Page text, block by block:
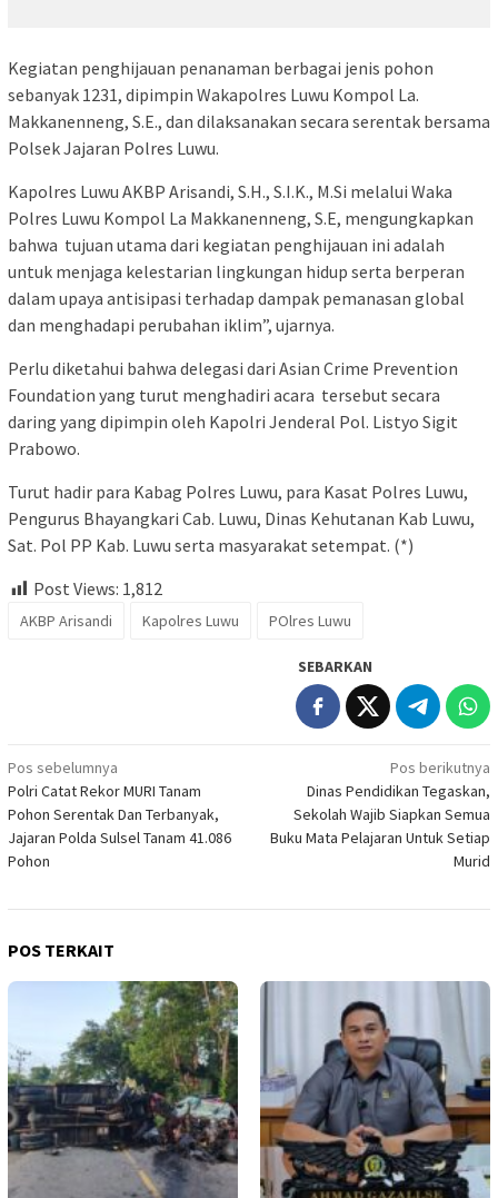
Kegiatan penghijauan penanaman berbagai jenis pohon
sebanyak 1231, dipimpin Wakapolres Luwu Kompol La.
Makkanenneng, S.E., dan dilaksanakan secara serentak bersama
Polsek Jajaran Polres Luwu.
Kapolres Luwu AKBP Arisandi, S.H., S.I.K., M.Si melalui Waka
Polres Luwu Kompol La Makkanenneng, S.E, mengungkapkan
bahwa tujuan utama dari kegiatan penghijauan ini adalah
untuk menjaga kelestarian lingkungan hidup serta berperan
dalam upaya antisipasi terhadap dampak pemanasan global
dan menghadapi perubahan iklim”, ujarnya.
Perlu diketahui bahwa delegasi dari Asian Crime Prevention
Foundation yang turut menghadiri acara tersebut secara
daring yang dipimpin oleh Kapolri Jenderal Pol. Listyo Sigit
Prabowo.
Turut hadir para Kabag Polres Luwu, para Kasat Polres Luwu,
Pengurus Bhayangkari Cab. Luwu, Dinas Kehutanan Kab Luwu,
Sat. Pol PP Kab. Luwu serta masyarakat setempat. (*)
Post Views: 1,812
AKBP Arisandi Kapolres Luwu POlres Luwu
SEBARKAN
Navigasi
pos
Pos sebelumnya
Polri Catat Rekor MURI Tanam
Pohon Serentak Dan Terbanyak,
Jajaran Polda Sulsel Tanam 41.086
Pohon
Pos berikutnya
Dinas Pendidikan Tegaskan,
Sekolah Wajib Siapkan Semua
Buku Mata Pelajaran Untuk Setiap
Murid
POS TERKAIT